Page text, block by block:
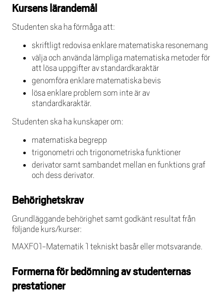
Kursens lärandemål
Studenten ska ha förmåga att:
skriftligt redovisa enklare matematiska resonemang
välja och använda lämpliga matematiska metoder för
att lösa uppgifter av standardkaraktär
genomföra enklare matematiska bevis
lösa enklare problem som inte är av
standardkaraktär.
Studenten ska ha kunskaper om:
matematiska begrepp
trigonometri och trigonometriska funktioner
derivator samt sambandet mellan en funktions graf
och dess derivator.
Behörighetskrav
Grundläggande behörighet samt godkänt resultat från
följande kurs/kurser:
MAXF01-Matematik 1 tekniskt basår eller motsvarande.
Formerna för bedömning av studenternas
prestationer